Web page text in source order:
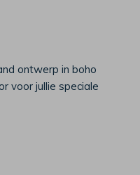
ontwerp in boho
voor jullie speciale